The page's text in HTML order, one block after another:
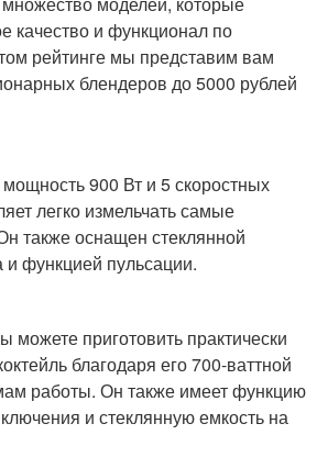
качество и функционал по
рейтинге мы представим вам
блендеров до 5000 рублей
900 Вт и 5 скоростных
легко измельчать самые
также оснащен стеклянной
функцией пульсации.
приготовить практически
благодаря его 700-ваттной
работы. Он также имеет функцию
и стеклянную емкость на